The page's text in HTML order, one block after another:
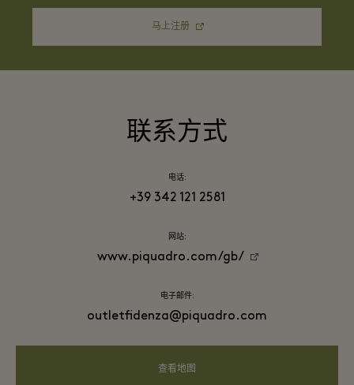
马上注册
联系方式
电话:
+39 342 121 2581
网站:
www.piquadro.com/gb/
电子邮件:
outletfidenza@piquadro.com
查看地图